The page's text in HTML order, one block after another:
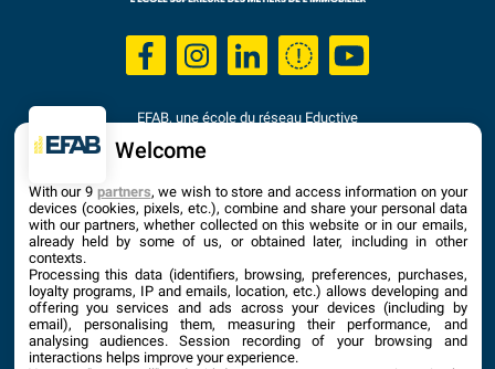
EFAB, une école du réseau Eductive
Établissement d'Enseignement Supérieur Privé Technique
Dernière mise à jour : Septembre 2025
Welcome
With our 9 partners, we wish to store and access information on your
devices (cookies, pixels, etc.), combine and share your personal data
with our partners, whether collected on this website or in our emails,
already held by some of us, or obtained later, including in other
contexts.
Processing this data (identifiers, browsing, preferences, purchases,
loyalty programs, IP and emails, location, etc.) allows developing and
offering you services and ads across your devices (including by
email), personalising them, measuring their performance, and
analysing audiences. Session recording of your browsing and
interactions helps improve your experience.